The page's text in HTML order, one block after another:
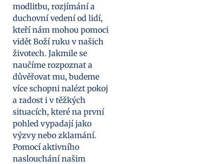
modlitbu, rozjímání a
duchovní vedení od lidí,
kteří nám mohou pomoci
vidět Boží ruku v našich
životech. Jakmile se
naučíme rozpoznat a
důvěřovat mu, budeme
více schopni nalézt pokoj
a radost i v těžkých
situacích, které na první
pohled vypadají jako
výzvy nebo zklamání.
Pomocí aktivního
naslouchání našim